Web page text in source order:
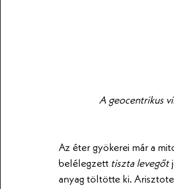
A geocentrikus
Az éter gyökerei már a
belélegzett tiszta levegőt
anyag töltötte ki.